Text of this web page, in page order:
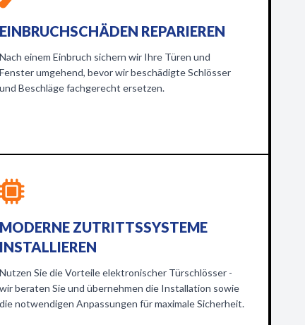
EINBRUCHSCHÄDEN REPARIEREN
Nach einem Einbruch sichern wir Ihre Türen und
Fenster umgehend, bevor wir beschädigte Schlösser
und Beschläge fachgerecht ersetzen.
MODERNE ZUTRITTSSYSTEME
INSTALLIEREN
Nutzen Sie die Vorteile elektronischer Türschlösser -
wir beraten Sie und übernehmen die Installation sowie
die notwendigen Anpassungen für maximale Sicherheit.